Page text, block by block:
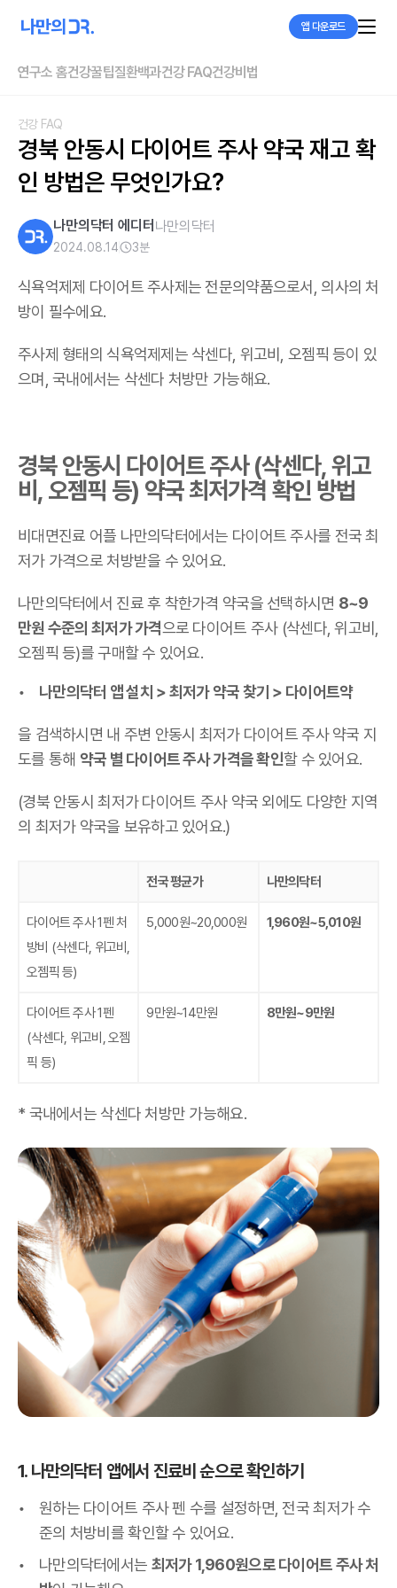
앱 다운로드
연구소 홈건강꿀팁질환백과건강 FAQ건강비법
건강 FAQ
경북 안동시 다이어트 주사 약국 재고 확
인 방법은 무엇인가요?
나만의닥터 에디터 나만의닥터
2024.08.14 3분
식욕억제제 다이어트 주사제는 전문의약품으로서, 의사의 처
방이 필수에요.
주사제 형태의 식욕억제제는 삭센다, 위고비, 오젬픽 등이 있
으며,국내에서는 삭센다 처방만 가능해요.
경북 안동시 다이어트 주사 (삭센다, 위고
비, 오젬픽 등) 약국 최저가격 확인 방법
비대면진료 어플 나만의닥터에서는 다이어트 주사를 전국 최
저가 가격으로 처방받을 수 있어요.
나만의닥터에서 진료 후 착한가격 약국을 선택하시면 8~9
만원 수준의 최저가 가격으로 다이어트 주사 (삭센다, 위고비,
오젬픽 등)를 구매할 수 있어요.
나만의닥터 앱 설치 > 최저가 약국 찾기 > 다이어트약
을 검색하시면 내 주변 안동시 최저가 다이어트 주사 약국 지
도를 통해 약국 별 다이어트 주사 가격을 확인할 수 있어요.
(경북 안동시 최저가 다이어트 주사 약국 외에도 다양한 지역
의 최저가 약국을 보유하고 있어요.)
전국 평균가 나만의닥터
다이어트 주사 1펜 처
방비 (삭센다, 위고비,
오젬픽 등)
5,000원~20,000원 1,960원~5,010원
다이어트 주사 1펜
(삭센다, 위고비, 오젬
픽 등)
9만원~14만원 8만원~9만원
* 국내에서는 삭센다 처방만 가능해요.
1. 나만의닥터 앱에서 진료비 순으로 확인하기
원하는 다이어트 주사 펜 수를 설정하면, 전국 최저가 수
준의 처방비를 확인할 수 있어요.
나만의닥터에서는 최저가 1,960원으로 다이어트 주사 처